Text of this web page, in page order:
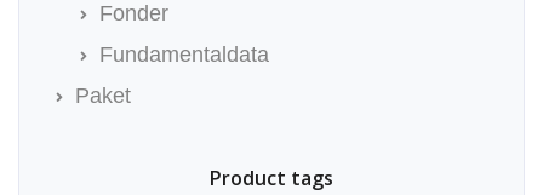
Fonder
Fundamentaldata
Paket
Product tags